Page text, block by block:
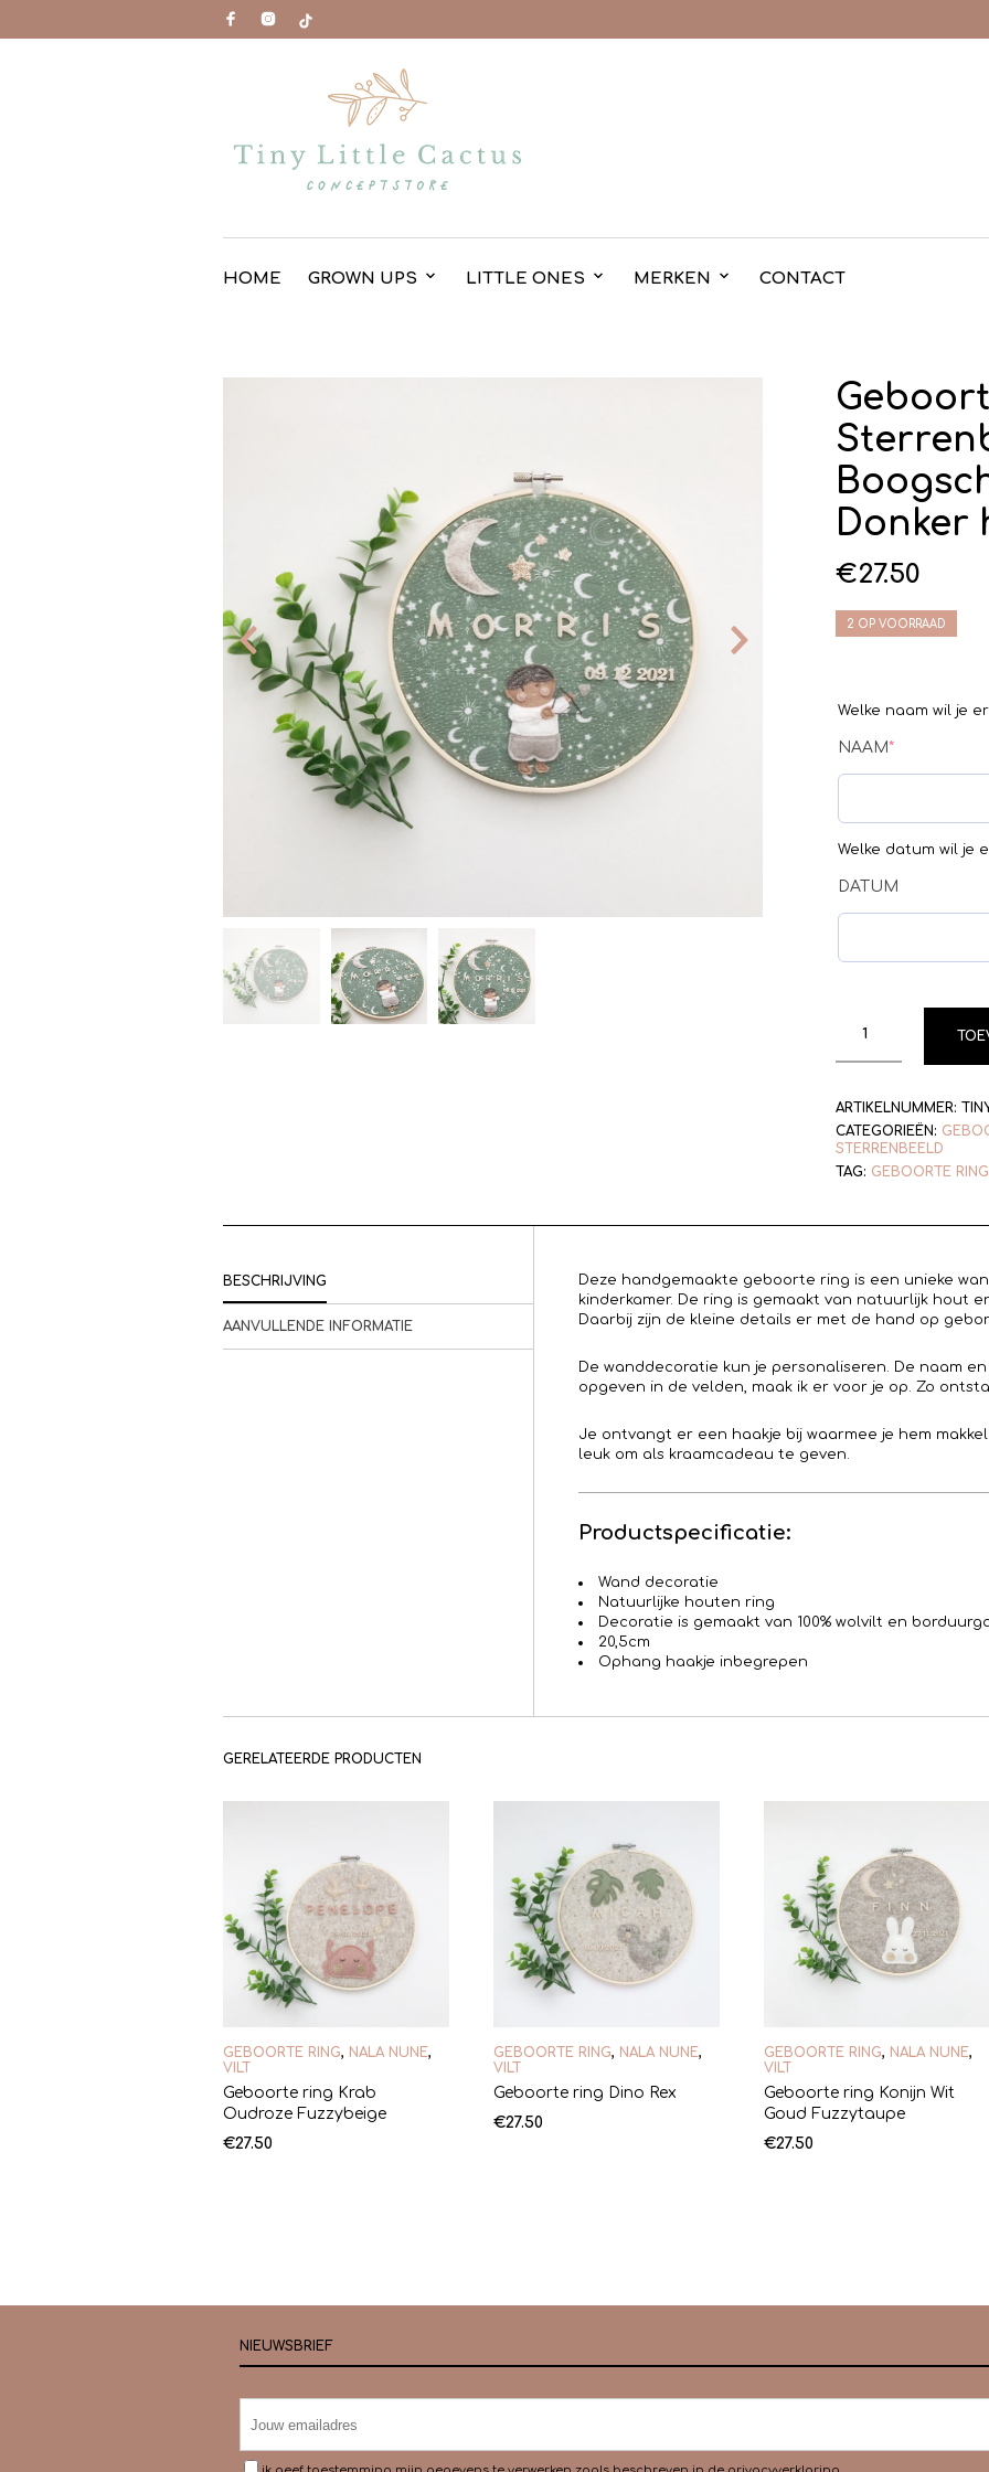
HOME GROWN UPS LITTLE ONES MERKEN CONTACT
Donker
€27.50
2 OP VOORRAAD
Welke naam wil je
NAAM*
Welke datum wil je
DATUM
ARTIKELNUMMER:
CATEGORIEËN:
STERRENBEELD
TAG: GEBOORTE RING
BESCHRIJVING
AANVULLENDE INFORMATIE
Deze handgemaakte geboorte ring is een unieke
kinderkamer. De ring is gemaakt van natuurlijk hout
Daarbij zijn de kleine details er met de hand op
De wanddecoratie kun je personaliseren. De naam
opgeven in de velden, maak ik er voor je op. Zo
Je ontvangt er een haakje bij waarmee je hem
leuk om als kraamcadeau te geven.
Productspecificatie:
Wand decoratie
Natuurlijke houten ring
Decoratie is gemaakt van 100% wolvilt en
20,5cm
Ophang haakje inbegrepen
GERELATEERDE PRODUCTEN
GEBOORTE RING, NALA NUNE,
VILT
Geboorte ring Krab
Oudroze Fuzzybeige
€27.50
GEBOORTE RING, NALA NUNE,
VILT
Geboorte ring Dino Rex
€27.50
GEBOORTE RING, NALA NUNE,
VILT
Geboorte ring Konijn Wit
Goud Fuzzytaupe
€27.50
NIEUWSBRIEF